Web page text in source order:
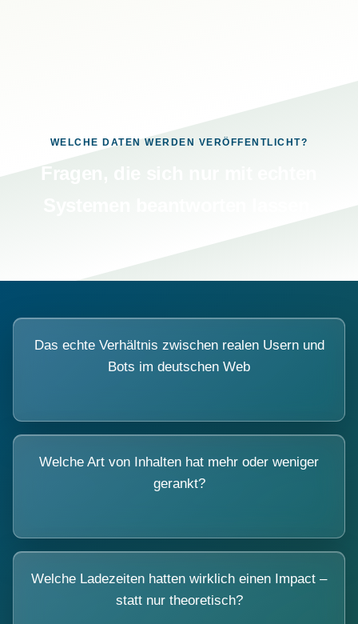
WELCHE DATEN WERDEN VERÖFFENTLICHT?
Das echte Verhältnis zwischen realen Usern und
Bots im deutschen Web
Welche Art von Inhalten hat mehr oder weniger
gerankt?
Welche Ladezeiten hatten wirklich einen Impact –
statt nur theoretisch?